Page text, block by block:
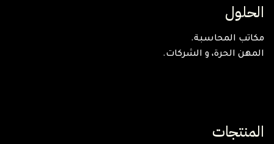
الحلول
مكاتب المحاسبة.
المهن الحرة، و الشركات.
المنتجات